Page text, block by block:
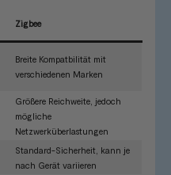
Zigbee
Breite Kompatbilität mit
verschiedenen Marken
Größere Reichweite, jedoch
mögliche
Netzwerküberlastungen
Standard-Sicherheit, kann je
nach Gerät variieren